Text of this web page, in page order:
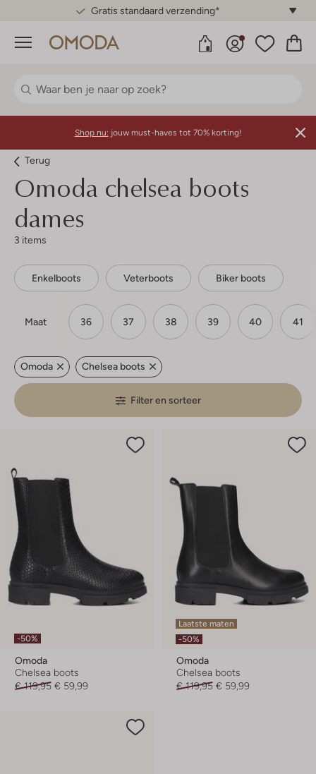
Gratis standaard verzending*
Menu
Shop nu: jouw must-haves tot 70% korting!
Terug
Omoda chelsea boots
dames
3 items
Enkelboots Veterboots Biker boots
Maat 36 37 38 39 40 41
Omoda Chelsea boots
Filter en sorteer
-50%
Omoda
Chelsea boots
€ 119,95 € 59,99
Laatste maten
-50%
Omoda
Chelsea boots
€ 119,95 € 59,99